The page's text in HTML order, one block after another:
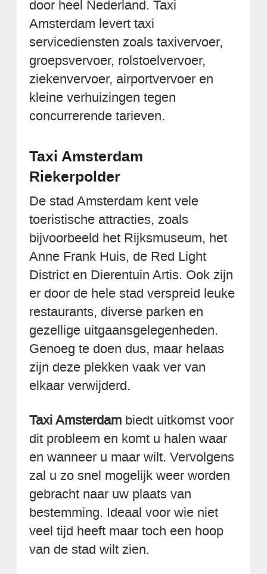
door heel Nederland. Taxi
Amsterdam levert taxi
servicediensten zoals taxivervoer,
groepsvervoer, rolstoelvervoer,
ziekenvervoer, airportvervoer en
kleine verhuizingen tegen
concurrerende tarieven.
Taxi Amsterdam
Riekerpolder
De stad Amsterdam kent vele
toeristische attracties, zoals
bijvoorbeeld het Rijksmuseum, het
Anne Frank Huis, de Red Light
District en Dierentuin Artis. Ook zijn
er door de hele stad verspreid leuke
restaurants, diverse parken en
gezellige uitgaansgelegenheden.
Genoeg te doen dus, maar helaas
zijn deze plekken vaak ver van
elkaar verwijderd.
Taxi Amsterdam biedt uitkomst voor
dit probleem en komt u halen waar
en wanneer u maar wilt. Vervolgens
zal u zo snel mogelijk weer worden
gebracht naar uw plaats van
bestemming. Ideaal voor wie niet
veel tijd heeft maar toch een hoop
van de stad wilt zien.